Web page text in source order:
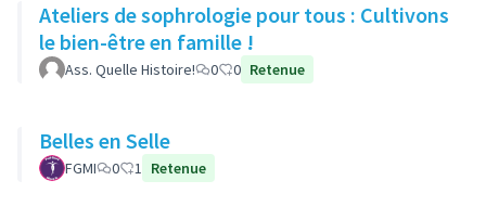
Ateliers de sophrologie pour tous : Cultivons
le bien-être en famille !
Ass. Quelle Histoire! 0 0 Retenue
Belles en Selle
FGMI 0 1 Retenue